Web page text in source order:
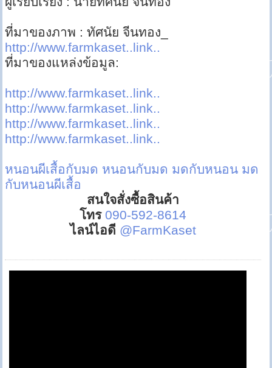
ที่มาของภาพ : ทัศนัย จีนทอง_
http://www.farmkaset..link..
ที่มาของแหล่งข้อมูล:
http://www.farmkaset..link..
http://www.farmkaset..link..
http://www.farmkaset..link..
http://www.farmkaset..link..
หนอนผีเสื้อกับมด หนอนกับมด มดกับหนอน มด
กับหนอนผีเสื้อ
สนใจสั่งซื้อสินค้า
โทร 090-592-8614
ไลน์ไอดี @FarmKaset